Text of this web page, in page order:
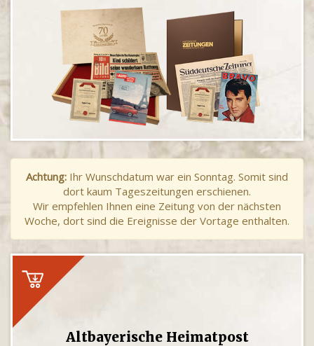
Achtung: Ihr Wunschdatum war ein Sonntag. Somit sind
dort kaum Tageszeitungen erschienen.
Wir empfehlen Ihnen eine Zeitung von der nächsten
Woche, dort sind die Ereignisse der Vortage enthalten.
Altbayerische Heimatpost